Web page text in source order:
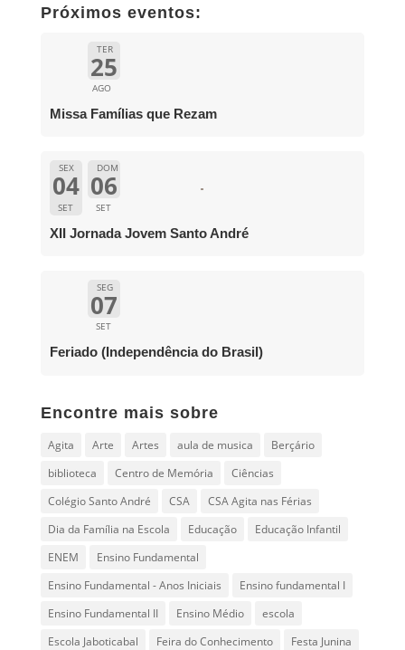
Próximos eventos:
TER
25
AGO
Missa Famílias que Rezam
SEX
04
SET
DOM
06
SET
XII Jornada Jovem Santo André
SEG
07
SET
Feriado (Independência do Brasil)
Encontre mais sobre
Agita Arte Artes aula de musica
Berçário
biblioteca
Centro de Memória
Ciências
Colégio Santo André
CSA
CSA Agita nas Férias
Dia da Família na Escola
Educação
Educação Infantil
ENEM
Ensino Fundamental
Ensino Fundamental - Anos Iniciais
Ensino fundamental I
Ensino Fundamental II
Ensino Médio
escola
Escola Jaboticabal
Feira do Conhecimento
Festa Junina